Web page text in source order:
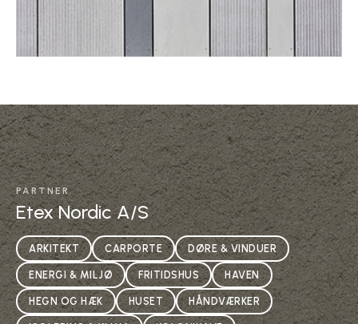
PARTNER
Etex Nordic A/S
ARKITEKT CARPORTE DØRE & VINDUER
ENERGI & MILJØ FRITIDSHUS HAVEN
HEGN OG HÆK HUSET HÅNDVÆRKER